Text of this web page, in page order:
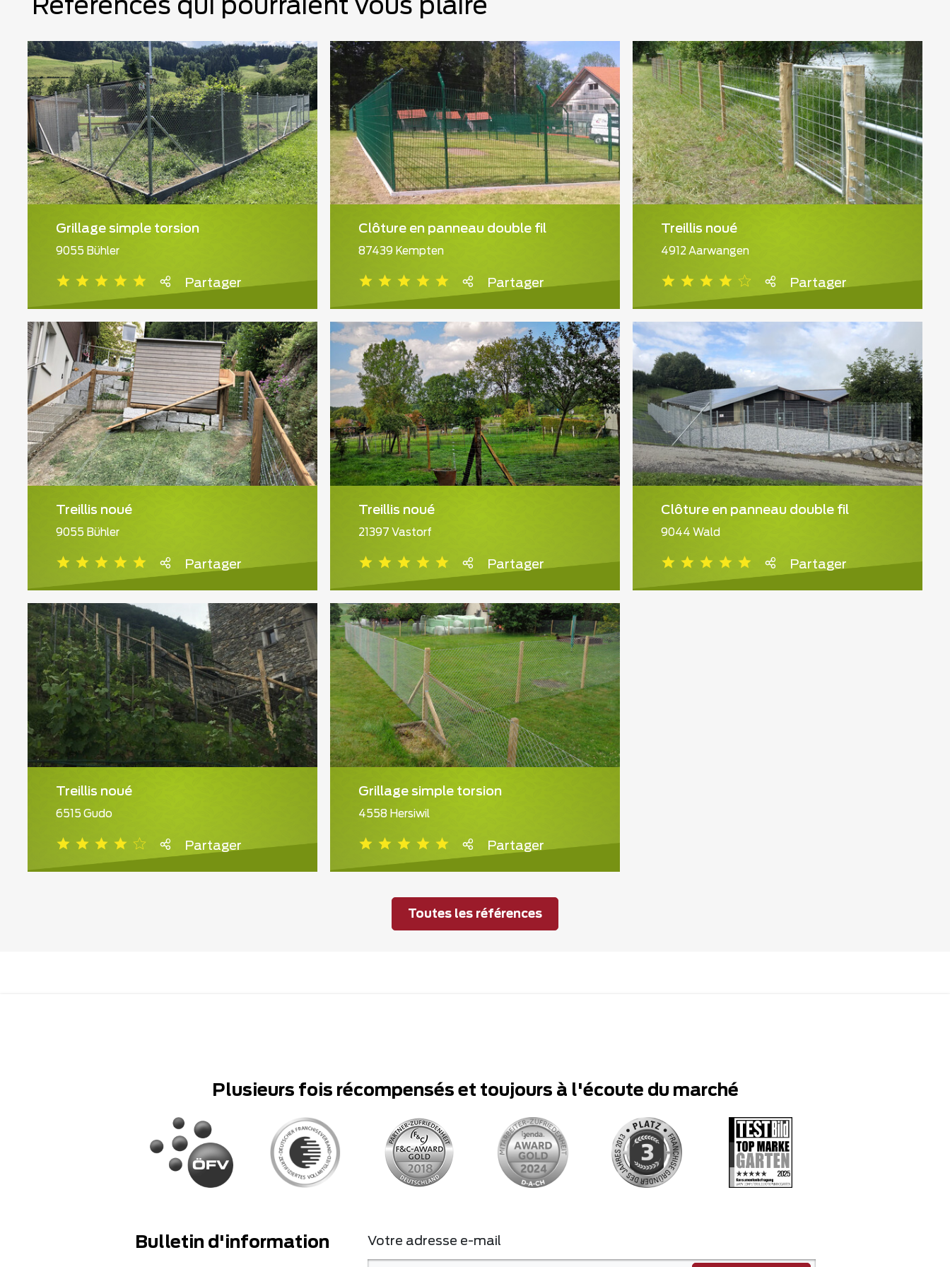
Références qui pourraient vous plaire
Grillage simple torsion
9055 Bühler
Partager
Clôture en panneau double fil
87439 Kempten
Partager
Treillis noué
4912 Aarwangen
Partager
Treillis noué
9055 Bühler
Partager
Treillis noué
21397 Vastorf
Partager
Clôture en panneau double fil
9044 Wald
Partager
Treillis noué
6515 Gudo
Partager
Grillage simple torsion
4558 Hersiwil
Partager
Toutes les références
Plusieurs fois récompensés et toujours à l'écoute du marché
Bulletin d'information Votre adresse e-mail